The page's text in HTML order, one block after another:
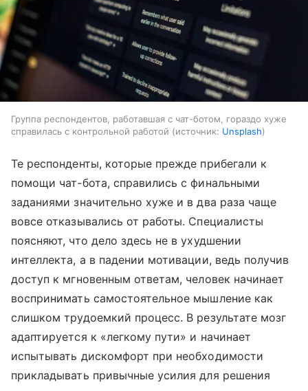
Группа респондентов, работавшая с чат-ботом, гораздо хуже
справилась с контрольной работой
источник: Unsplash
Те респонденты, которые прежде прибегали к
помощи чат-бота, справились с финальными
заданиями значительно хуже и в два раза чаще
вовсе отказывались от работы. Специалисты
поясняют, что дело здесь не в ухудшении
интеллекта, а в падении мотивации, ведь получив
доступ к мгновенным ответам, человек начинает
воспринимать самостоятельное мышление как
слишком трудоемкий процесс. В результате мозг
адаптируется к «легкому пути» и начинает
испытывать дискомфорт при необходимости
прикладывать привычные усилия для решения